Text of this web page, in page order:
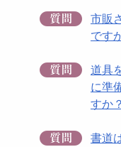
市販
です
道具
に準
すか？
書道